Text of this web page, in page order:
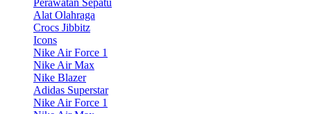
Alat Olahraga
Crocs Jibbitz
Icons
Nike Air Force 1
Nike Air Max
Nike Blazer
Adidas Superstar
Nike Air Force 1